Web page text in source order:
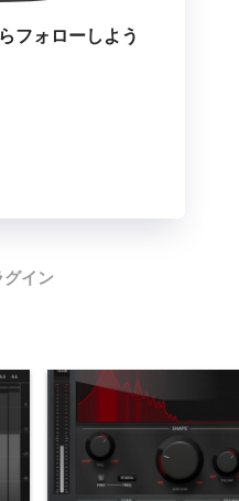
フォローしよう
グイン